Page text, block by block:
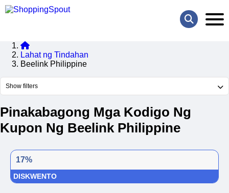
Lahat ng Tindahan
Beelink Philippine
Show filters
Pinakabagong Mga Kodigo Ng
Kupon Ng Beelink Philippine
17%
DISKWENTO